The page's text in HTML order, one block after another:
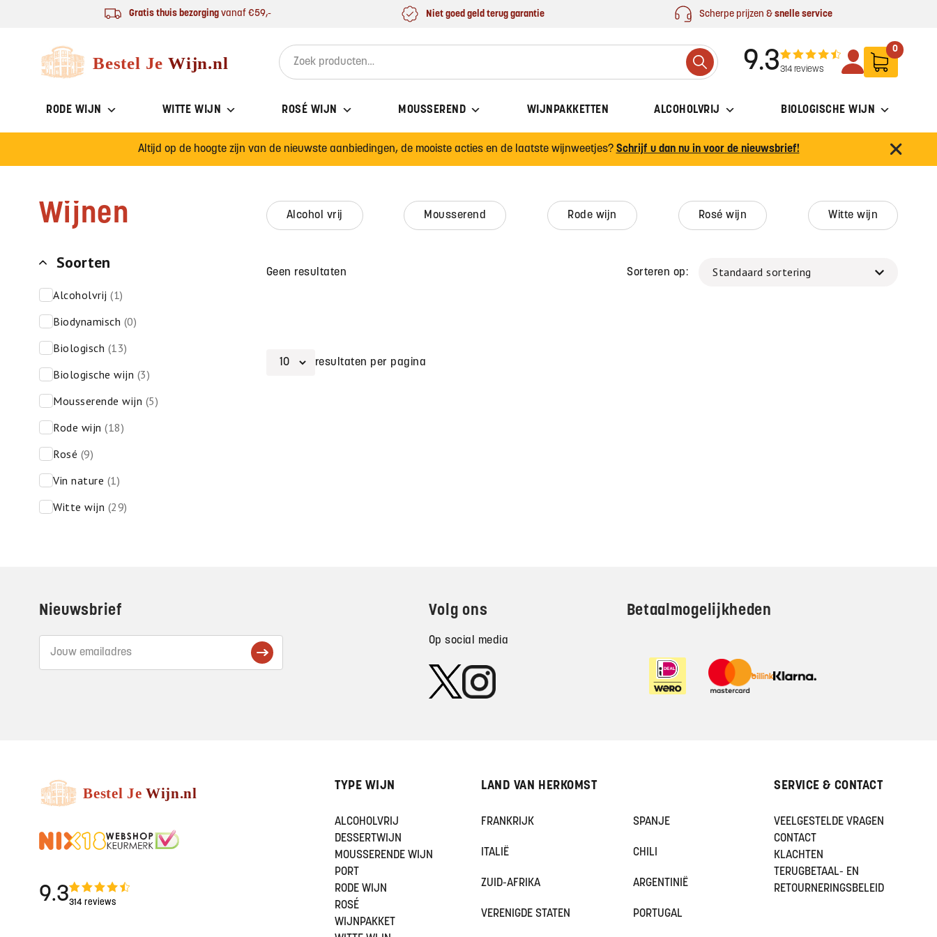
Gratis thuis bezorgingvanaf €59,- Niet goed geld terug garantie Scherpe prijzen &snelle service
Bestel Je Wijn
Search for:
Search
9.3314 reviews
0
RODE WIJN WITTE WIJN ROSÉ WIJN MOUSSEREND WIJNPAKKETTEN ALCOHOLVRIJ BIOLOGISCHE WIJN
Altijd op de hoogte zijn van de nieuwste aanbiedingen, de mooiste acties en de laatste wijnweetjes? Schrijf u dan nu in voor de nieuwsbrief!
Wijnen
Soorten
alcoholvrij (1)
biodynamisch (0)
biologisch (13)
biologische wijn (3)
mousserende wijn (5)
rode wijn (18)
rosé (9)
vin nature (1)
witte wijn (29)
alcohol vrij mousserend rode wijn rosé wijn witte wijn
Geen resultaten Sorteren op:
resultaten per pagina
Nieuwsbrief Volg ons
Op social media
Betaalmogelijkheden
9.3314 reviews
TYPE WIJN
ALCOHOLVRIJ
DESSERTWIJN
MOUSSERENDE WIJN
PORT
RODE WIJN
ROSÉ
WIJNPAKKET
LAND VAN HERKOMST
FRANKRIJK SPANJE
ITALIË CHILI
ZUID-AFRIKA ARGENTINIË
VERENIGDE STATEN PORTUGAL
SERVICE & CONTACT
VEELGESTELDE VRAGEN
CONTACT
KLACHTEN
TERUGBETAAL- EN
RETOURNERINGSBELEID